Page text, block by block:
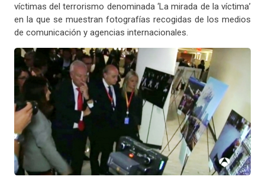
víctimas del terrorismo denominada ‘La mirada de la víctima’
en la que se muestran fotografías recogidas de los medios
de comunicación y agencias internacionales.